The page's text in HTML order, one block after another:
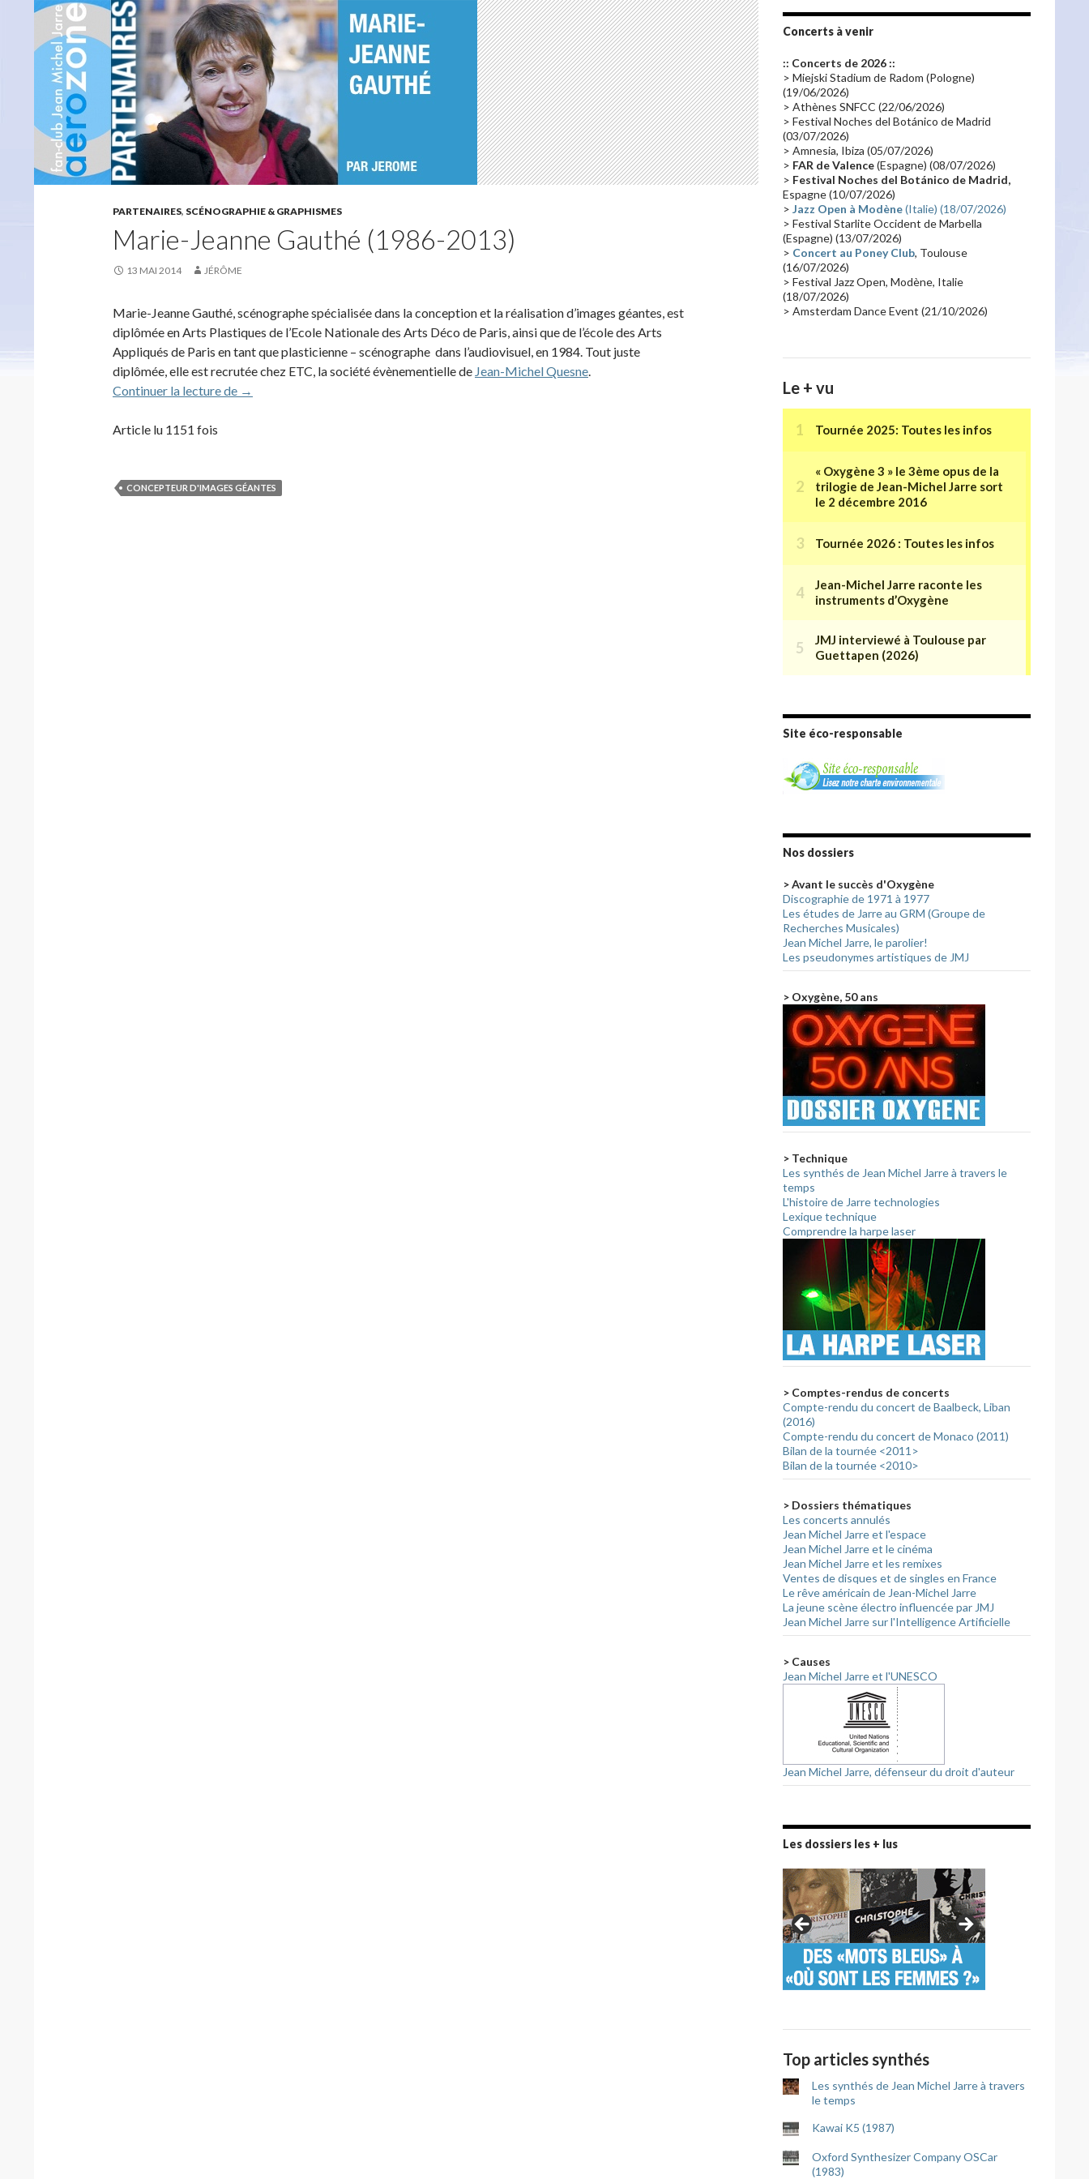
PARTENAIRES, SCÉNOGRAPHIE & GRAPHISMES
Marie-Jeanne Gauthé (1986-2013)
13 MAI 2014 JÉRÔME
Marie-Jeanne Gauthé, scénographe spécialisée dans la conception et la réalisation d’images géantes, est
diplômée en Arts Plastiques de l’Ecole Nationale des Arts Déco de Paris, ainsi que de l’école des Arts
Appliqués de Paris en tant que plasticienne – scénographe dans l’audiovisuel, en 1984. Tout juste
diplômée, elle est recrutée chez ETC, la société évènementielle de Jean-Michel Quesne.
Continuer la lecture de Marie-Jeanne Gauthé (1986-2013)
→
Article lu 1151 fois
CONCEPTEUR D'IMAGES GÉANTES
Promo 2019
Emissions 2010 Disques rares
Synthé 70's(20)
Claviériste(19) Groupe de Recherche Musicale
France 2 (18)
Critique(17) Coffret(17) Chronologie(16)
Passages radio(16)
Synthé 80's(16) Les concerts en Chine (16)
Cinéma(16) Houston
Synthé Roland Belgique
Récompense(14) Collaborations 70's(14)
Astronomie(14) France Inter(14)
Concerts à venir
:: Concerts de 2026 ::
> Miejski Stadium de Radom (Pologne)
(19/06/2026)
> Athènes SNFCC (22/06/2026)
> Festival Noches del Botánico de Madrid
(03/07/2026)
> Amnesia, Ibiza (05/07/2026)
> FAR de Valence(Espagne) (08/07/2026)
> Festival Noches del Botánico de Madrid,
Espagne (10/07/2026)
> Jazz Open à Modène(Italie) (18/07/2026)
> Festival Starlite Occident de Marbella
(Espagne) (13/07/2026)
> Concert au Poney Club, Toulouse
(16/07/2026)
> Festival Jazz Open, Modène, Italie
(18/07/2026)
> Amsterdam Dance Event (21/10/2026)
Le + vu
Site éco-responsable
Nos dossiers
> Avant le succès d'Oxygène
Discographie de 1971 à 1977
Les études de Jarre au GRM (Groupe de
Recherches Musicales)
Jean Michel Jarre, le parolier!
Les pseudonymes artistiques de JMJ
> Oxygène, 50 ans
> Technique
Les synthés de Jean Michel Jarre à travers le
temps
L'histoire de Jarre technologies
Lexique technique
Comprendre la harpe laser
> Comptes-rendus de concerts
Compte-rendu du concert de Baalbeck, Liban
(2016)
Compte-rendu du concert de Monaco (2011)
Bilan de la tournée <2011>
Bilan de la tournée <2010>
> Dossiers thématiques
Les concerts annulés
Jean Michel Jarre et l'espace
Jean Michel Jarre et le cinéma
Jean Michel Jarre et les remixes
Ventes de disques et de singles en France
Le rêve américain de Jean-Michel Jarre
La jeune scène électro influencée par JMJ
Jean Michel Jarre sur l'Intelligence Artificielle
> Causes
Jean Michel Jarre et l'UNESCO
Jean Michel Jarre, défenseur du droit d'auteur
Les dossiers les + lus
Top articles synthés
Les synthés de Jean Michel Jarre à travers
le temps
Kawai K5 (1987)
Oxford Synthesizer Company OSCar
(1983)